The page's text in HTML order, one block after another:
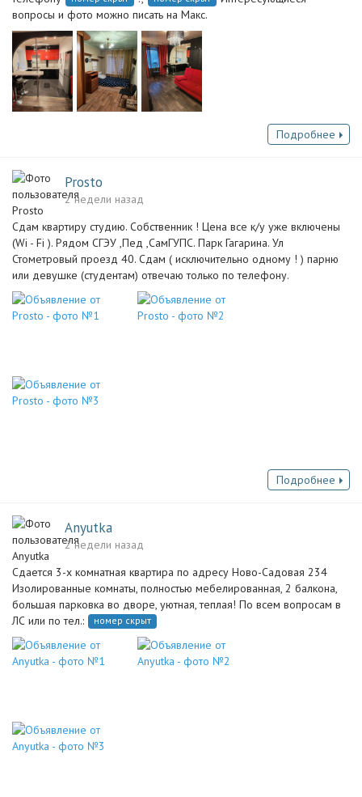
вопросы и фото можно писать на Макс.
Подробнее
Prosto
2 недели назад
Сдам квартиру студию. Собственник ! Цена все к/у уже включены
(Wi - Fi ). Рядом СГЭУ ,Пед ,СамГУПС. Парк Гагарина. Ул
Стометровый проезд 40. Сдам ( исключительно одному ! ) парню
или девушке (студентам) отвечаю только по телефону.
Подробнее
Anyutka
2 недели назад
Сдается 3-х комнатная квартира по адресу Ново-Садовая 234
Изолированные комнаты, полностью мебелированная, 2 балкона,
большая парковка во дворе, уютная, теплая! По всем вопросам в
ЛС или по тел.:
номер скрыт